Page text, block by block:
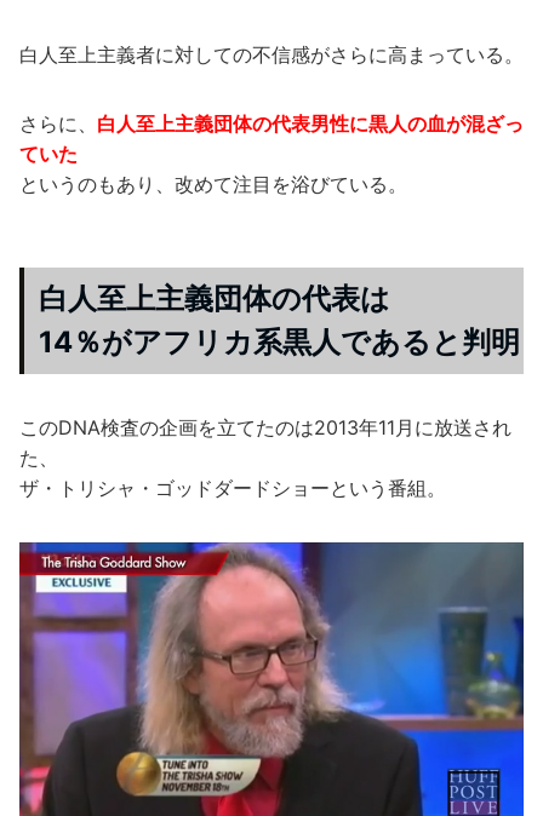
白人至上主義者に対しての不信感がさらに高まっている。
さらに、 白人至上主義団体の代表男性に黒人の血が混ざっ
ていた
というのもあり、改めて注目を浴びている。
白人至上主義団体の代表は
14％がアフリカ系黒人であると判明
このDNA検査の企画を立てたのは2013年11月に放送され
た、
ザ・トリシャ・ゴッドダードショーという番組。